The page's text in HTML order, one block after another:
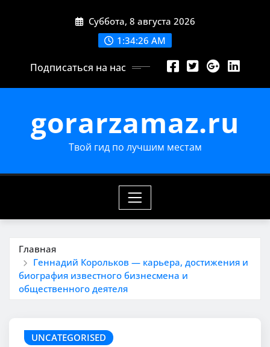
Суббота, 8 августа 2026
1:34:27 AM
Подписаться на нас
gorarzamaz.ru
Твой гид по лучшим местам
Главная
Геннадий Корольков — карьера, достижения и
биография известного бизнесмена и
общественного деятеля
UNCATEGORISED